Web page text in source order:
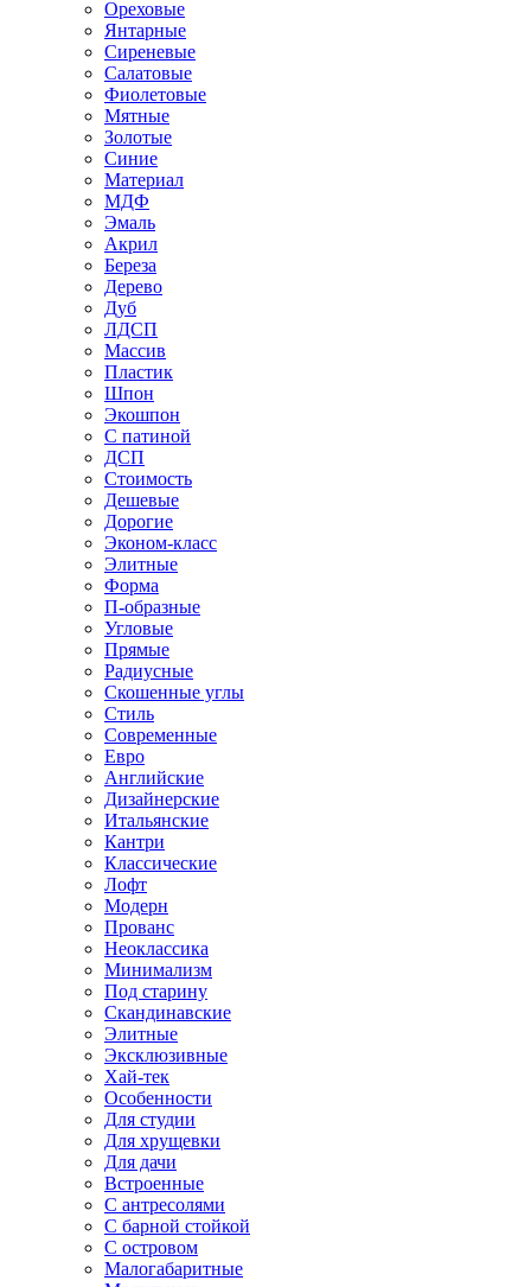
Ореховые
Янтарные
Сиреневые
Салатовые
Фиолетовые
Мятные
Золотые
Синие
Материал
МДФ
Эмаль
Акрил
Береза
Дерево
Дуб
ЛДСП
Массив
Пластик
Шпон
Экошпон
С патиной
ДСП
Стоимость
Дешевые
Дорогие
Эконом-класс
Элитные
Форма
П-образные
Угловые
Прямые
Радиусные
Скошенные углы
Стиль
Современные
Евро
Английские
Дизайнерские
Итальянские
Кантри
Классические
Лофт
Модерн
Прованс
Неоклассика
Минимализм
Под старину
Скандинавские
Элитные
Эксклюзивные
Хай-тек
Особенности
Для студии
Для хрущевки
Для дачи
Встроенные
С антресолями
С барной стойкой
С островом
Малогабаритные